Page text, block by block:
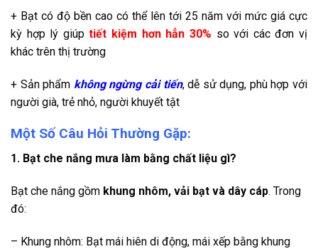
+ Bạt có độ bền cao có thể lên tới 25 năm với mức giá cực
kỳ hợp lý giúptiết kiệm hơn hẳn 30% so với các đơn vị
khác trên thị trường
+ Sản phẩm không ngừng cải tiến, dễ sử dụng, phù hợp với
người già, trẻ nhỏ, người khuyết tật
Một Số Câu Hỏi Thường Gặp:
1. Bạt che nắng mưa làm bằng chất liệu gì?
Bạt che nắng gồm khung nhôm, vải bạt và dây cáp. Trong
đó:
– Khung nhôm: Bạt mái hiên di động, mái xếp bằng khung